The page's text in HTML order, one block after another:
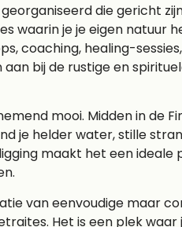
die gericht
waarin je je eigen natuur
coaching, healing-
bij de rustige en
mooi. Midden in de
je helder water, stille
maakt het een
van eenvoudige maar
Het is een plek